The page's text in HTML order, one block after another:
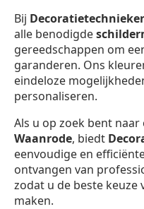
Bij
alle benodigde
gereedschappen om
garanderen. Ons
eindeloze
personaliseren.
Als u op zoek bent naar
Waanrode, biedt
eenvoudige en
ontvangen van
zodat u de beste keuze
maken.